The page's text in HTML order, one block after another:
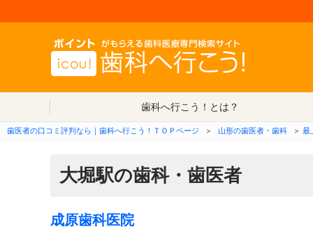
歯科へ行こう！とは？
歯医者の口コミ評判なら｜歯科へ行こう！ＴＯＰページ ＞ 山形の歯医者・歯科 ＞ 最
大堀駅の歯科・歯医者
成原歯科医院